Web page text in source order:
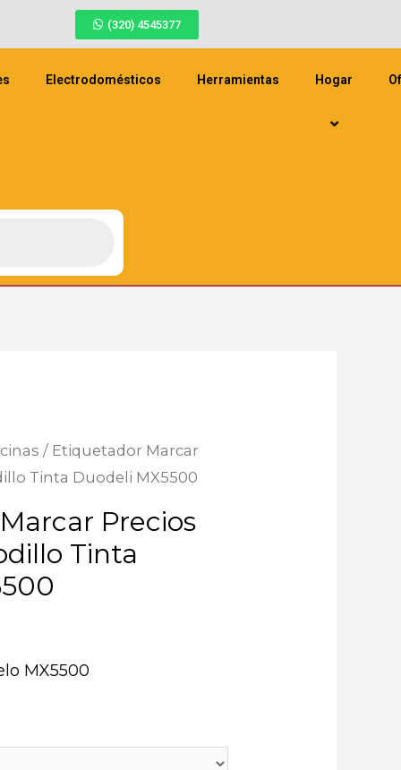
(320) 4545377
Electrodomésticos Herramientas Hogar
/ Etiquetador Marcar
Tinta Duodeli MX5500
Precios
Tinta
MX5500